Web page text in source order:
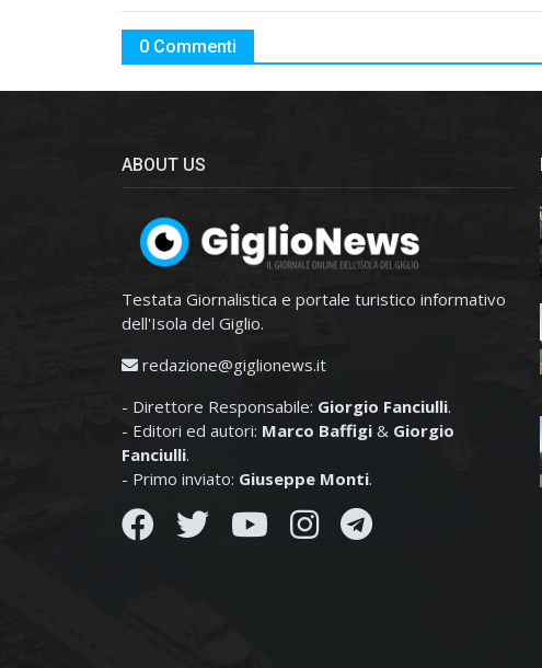
0 Commenti
ABOUT US
Testata Giornalistica e portale turistico informativo
dell'Isola del Giglio.
redazione@giglionews.it
- Direttore Responsabile: Giorgio Fanciulli.
- Editori ed autori: Marco Baffigi & Giorgio
Fanciulli.
- Primo inviato: Giuseppe Monti.